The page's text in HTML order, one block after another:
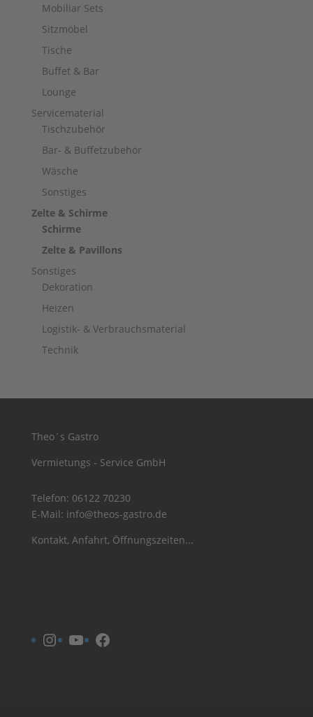
Mobiliar Sets
Sitzmöbel
Tische
Buffet & Bar
Lounge
Servicematerial
Tischzubehör
Bar- & Buffetzubehör
Wäsche
Sonstiges
Zelte & Schirme
Schirme
Zelte & Pavillons
Sonstiges
Dekoration
Heizen
Logistik- & Verbrauchsmaterial
Technik
Theo´s Gastro
Vermietungs - Service GmbH
Telefon: 06122 70230
E-Mail: info@theos-gastro.de
Kontakt, Anfahrt, Öffnungszeiten...
Instagram
YouTubeFacebook